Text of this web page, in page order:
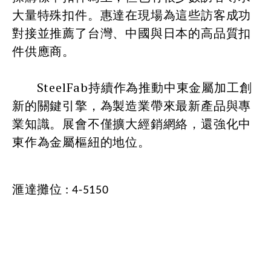
大量特殊扣件。惠達在現場為這些訪客成功
對接並推薦了台灣、中國與日本的高品質扣
件供應商。
SteelFab持續作為推動中東金屬加工創
新的關鍵引擎，為製造業帶來最新產品與專
業知識。展會不僅擴大經銷網絡，還強化中
東作為金屬樞紐的地位。
滙達攤位 : 4-5150